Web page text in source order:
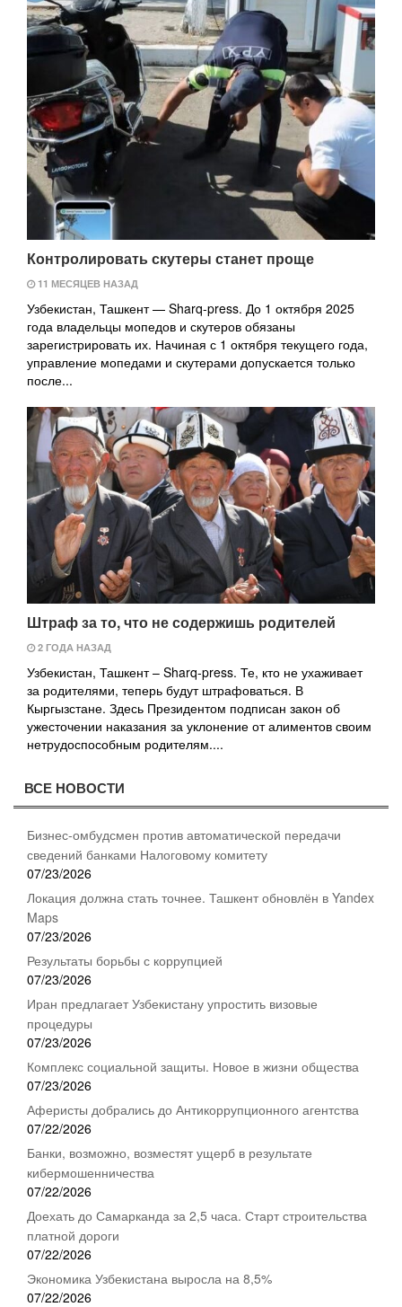
Контролировать скутеры станет проще
11 МЕСЯЦЕВ НАЗАД
Узбекистан, Ташкент — Sharq-press. До 1 октября 2025
года владельцы мопедов и скутеров обязаны
зарегистрировать их. Начиная с 1 октября текущего года,
управление мопедами и скутерами допускается только
после...
Штраф за то, что не содержишь родителей
2 ГОДА НАЗАД
Узбекистан, Ташкент – Sharq-press. Те, кто не ухаживает
за родителями, теперь будут штрафоваться. В
Кыргызстане. Здесь Президентом подписан закон об
ужесточении наказания за уклонение от алиментов своим
нетрудоспособным родителям....
ВСЕ НОВОСТИ
Бизнес-омбудсмен против автоматической передачи
сведений банками Налоговому комитету
07/23/2026
Локация должна стать точнее. Ташкент обновлён в Yandex
Maps
07/23/2026
Результаты борьбы с коррупцией
07/23/2026
Иран предлагает Узбекистану упростить визовые
процедуры
07/23/2026
Комплекс социальной защиты. Новое в жизни общества
07/23/2026
Аферисты добрались до Антикоррупционного агентства
07/22/2026
Банки, возможно, возместят ущерб в результате
кибермошенничества
07/22/2026
Доехать до Самарканда за 2,5 часа. Старт строительства
платной дороги
07/22/2026
Экономика Узбекистана выросла на 8,5%
07/22/2026